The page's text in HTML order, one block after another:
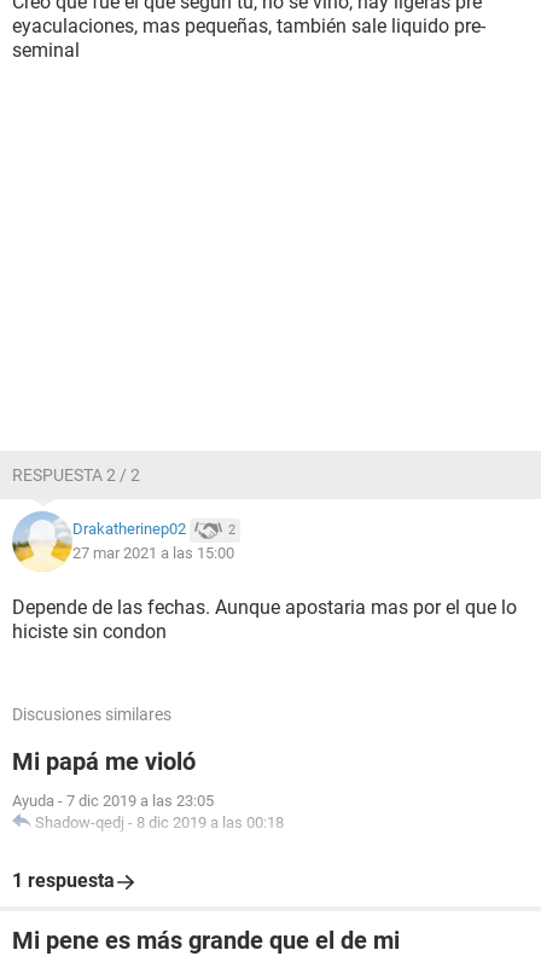
eyaculaciones, mas pequeñas, también sale liquido pre-
seminal
RESPUESTA 2 / 2
Drakatherinep02 2
27 mar 2021 a las 15:00
Depende de las fechas. Aunque apostaria mas por el que lo
hiciste sin condon
Discusiones similares
Mi papá me violó
Ayuda - 7 dic 2019 a las 23:05
Shadow-qedj - 8 dic 2019 a las 00:18
1 respuesta
Mi pene es más grande que el de mi